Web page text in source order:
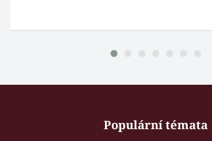
Populární témata